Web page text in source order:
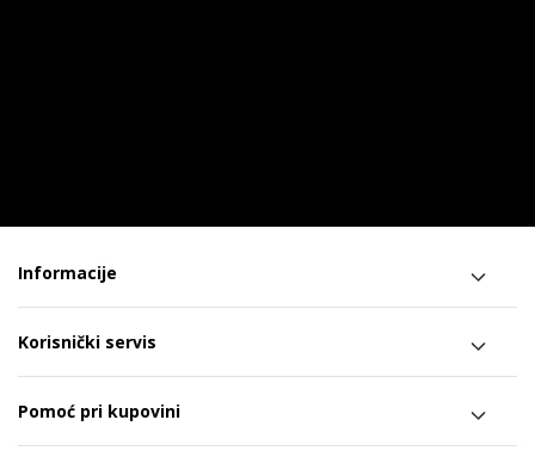
Informacije
Korisnički servis
Pomoć pri kupovini